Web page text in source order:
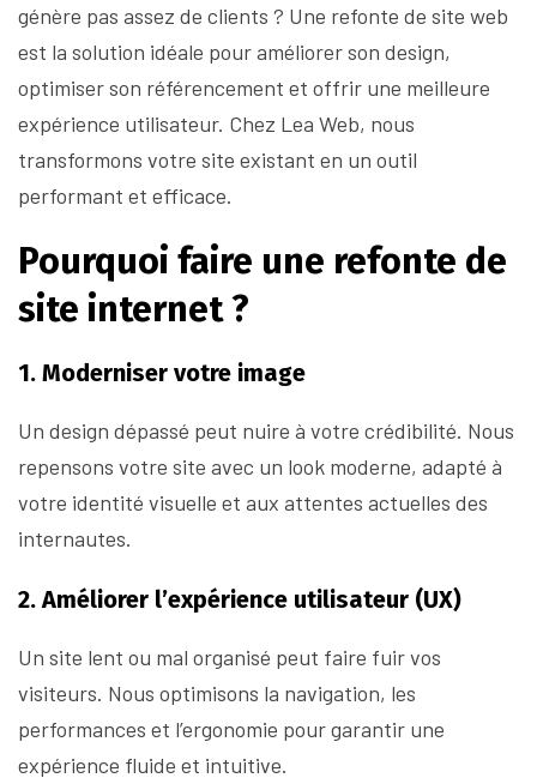
génère pas assez de clients ? Une refonte de site web
est la solution idéale pour améliorer son design,
optimiser son référencement et offrir une meilleure
expérience utilisateur. Chez Lea Web, nous
transformons votre site existant en un outil
performant et efficace.
Pourquoi faire une refonte de
site internet ?
1. Moderniser votre image
Un design dépassé peut nuire à votre crédibilité. Nous
repensons votre site avec un look moderne, adapté à
votre identité visuelle et aux attentes actuelles des
internautes.
2. Améliorer l’expérience utilisateur (UX)
Un site lent ou mal organisé peut faire fuir vos
visiteurs. Nous optimisons la navigation, les
performances et l’ergonomie pour garantir une
expérience fluide et intuitive.